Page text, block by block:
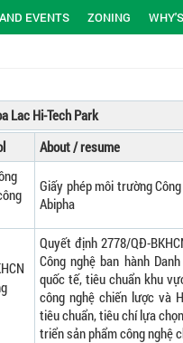
EVENTS ZONING
Lac Hi-Tech Park
About / resume
Giấy phép môi trường
Abipha
Quyết định 2778/QĐ-
Công nghệ ban hành
quốc tế, tiêu chuẩn khu
công nghệ chiến lược và
tiêu chuẩn, tiêu chí lựa
triển sản phẩm công nghệ